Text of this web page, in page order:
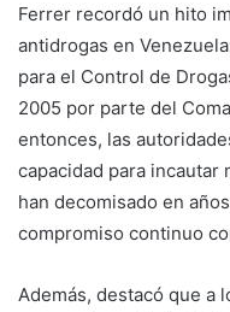
Ferrer recordó un hito
antidrogas en
para el Control de
2005 por parte del
entonces, las
capacidad para incautar
han decomisado en
compromiso continuo
Además, destacó que a